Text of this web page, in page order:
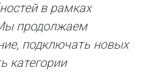
в рамках
продолжаем
подключать новых
категории